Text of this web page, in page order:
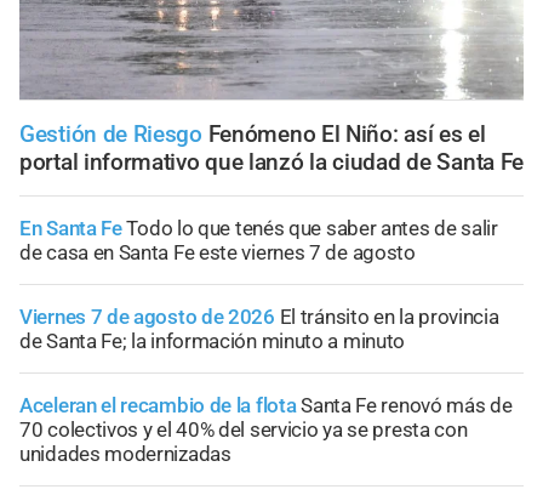
Gestión de Riesgo Fenómeno El Niño: así es el
portal informativo que lanzó la ciudad de Santa Fe
En Santa FeTodo lo que tenés que saber antes de salir
de casa en Santa Fe este viernes 7 de agosto
Viernes 7 de agosto de 2026 El tránsito en la provincia
de Santa Fe; la información minuto a minuto
Aceleran el recambio de la flotaSanta Fe renovó más de
70 colectivos y el 40% del servicio ya se presta con
unidades modernizadas